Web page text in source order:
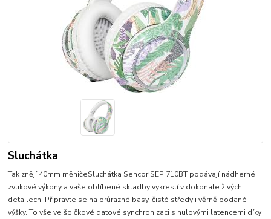
Sluchátka
Tak znějí 40mm měničeSluchátka Sencor SEP 710BT podávají nádherné
zvukové výkony a vaše oblíbené skladby vykreslí v dokonale živých
detailech. Připravte se na průrazné basy, čisté středy i věrně podané
výšky. To vše ve špičkové datové synchronizaci s nulovými latencemi díky